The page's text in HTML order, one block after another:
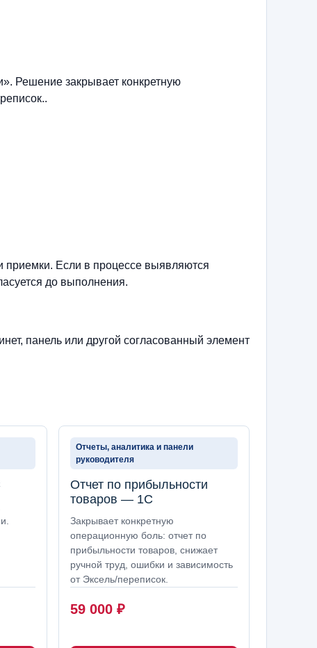
Решение закрывает конкретную
приемки. Если в процессе выявляются
до выполнения.
панель или другой согласованный элемент
Отчеты, аналитика и панели
руководителя
Отчет по прибыльности
товаров — 1С
Закрывает конкретную
операционную боль: отчет по
прибыльности товаров, снижает
ручной труд, ошибки и зависимость
от Эксель/переписок.
59 000 ₽